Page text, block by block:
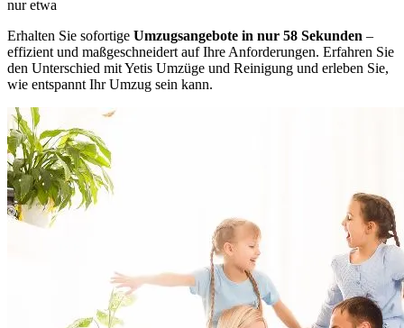
nur etwa
Erhalten Sie sofortige Umzugsangebote in nur 58 Sekunden –
effizient und maßgeschneidert auf Ihre Anforderungen. Erfahren Sie
den Unterschied mit Yetis Umzüge und Reinigung und erleben Sie,
wie entspannt Ihr Umzug sein kann.